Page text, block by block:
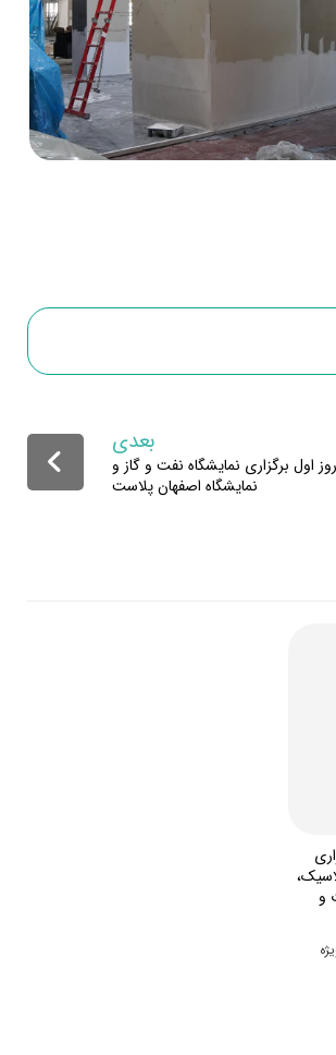
بعدی
اول برگزاری نمایشگاه نفت و گاز و
نمایشگاه اصفهان پلاست
و